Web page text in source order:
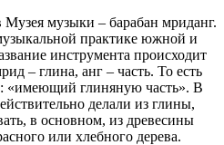
музыки – барабан мриданг.
практике южной и
инструмента происходит
– глина, анг – часть. То есть
«имеющий глиняную часть». В
делали из глины,
в основном, из древесины
или хлебного дерева.